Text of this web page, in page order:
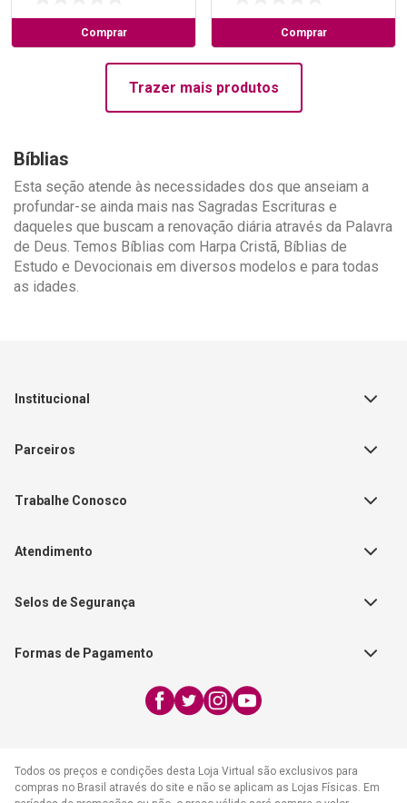
Comprar Comprar
Trazer mais produtos
Bíblias
Esta seção atende às necessidades dos que anseiam a
profundar-se ainda mais nas Sagradas Escrituras e
daqueles que buscam a renovação diária através da Palavra
de Deus. Temos Bíblias com Harpa Cristã, Bíblias de
Estudo e Devocionais em diversos modelos e para todas
as idades.
Institucional
Sobre a Empresa
Política de Vendas
Catálogos de Produtos
Parceiros
Teste Maeztra
Editorial Patmos
FAECAD
Trabalhe Conosco
Fale Conosco
Nossas Lojas
Atendimento
17:30h
WhatsApp:
atendimento@cpad.com.br
Selos de Segurança
Formas de Pagamento
Todos os preços e condições desta Loja Virtual são exclusivos para
compras no Brasil através do site e não se aplicam as Lojas Físicas. Em